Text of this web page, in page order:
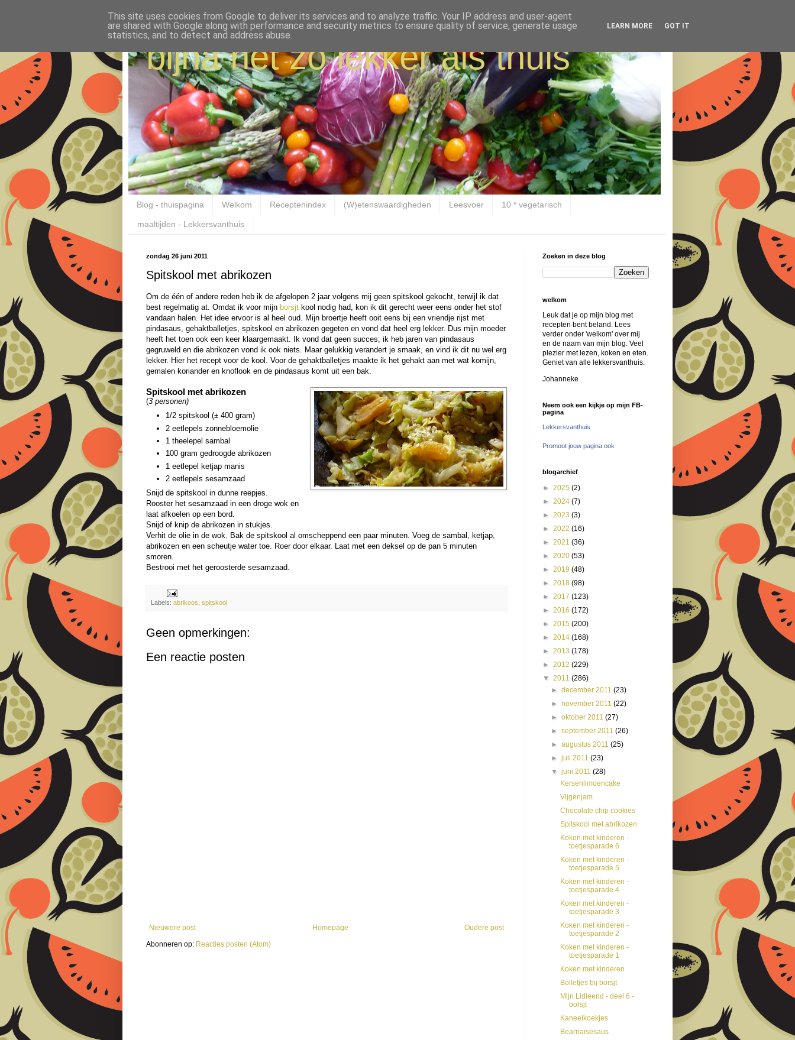
bijna net zo lekker als thuis
Blog - thuispagina Welkom Receptenindex (W)etenswaardigheden Leesvoer 10 * vegetarisch
maaltijden - Lekkersvanthuis
zondag 26 juni 2011
Spitskool met abrikozen
Om de één of andere reden heb ik de afgelopen 2 jaar volgens mij geen spitskool gekocht, terwijl ik dat
best regelmatig at. Omdat ik voor mijn borsjt kool nodig had, kon ik dit gerecht weer eens onder het stof
vandaan halen. Het idee ervoor is al heel oud. Mijn broertje heeft ooit eens bij een vriendje rijst met
pindasaus, gehaktballetjes, spitskool en abrikozen gegeten en vond dat heel erg lekker. Dus mijn moeder
heeft het toen ook een keer klaargemaakt. Ik vond dat geen succes; ik heb jaren van pindasaus
gegruweld en die abrikozen vond ik ook niets. Maar gelukkig verandert je smaak, en vind ik dit nu wel erg
lekker. Hier het recept voor de kool. Voor de gehaktballetjes maakte ik het gehakt aan met wat komijn,
gemalen koriander en knoflook en de pindasaus komt uit een bak.
Spitskool met abrikozen
(3 personen)
1/2 spitskool (± 400 gram)
2 eetlepels zonnebloemolie
1 theelepel sambal
100 gram gedroogde abrikozen
1 eetlepel ketjap manis
2 eetlepels sesamzaad
Snijd de spitskool in dunne reepjes.
Rooster het sesamzaad in een droge wok en
laat afkoelen op een bord.
Snijd of knip de abrikozen in stukjes.
Verhit de olie in de wok. Bak de spitskool al omscheppend een paar minuten. Voeg de sambal, ketjap,
abrikozen en een scheutje water toe. Roer door elkaar. Laat met een deksel op de pan 5 minuten
smoren.
Bestrooi met het geroosterde sesamzaad.
Labels: abrikoos, spitskool
Geen opmerkingen:
Een reactie posten
Nieuwere post Oudere post
Homepage
Abonneren op: Reacties posten (Atom)
Zoeken in deze blog
welkom
Leuk dat je op mijn blog met
recepten bent beland. Lees
verder onder 'welkom' over mij
en de naam van mijn blog. Veel
plezier met lezen, koken en eten.
Geniet van alle lekkersvanthuis.
Johanneke
Neem ook een kijkje op mijn FB-
pagina
Lekkersvanthuis
Promoot jouw pagina ook
blogarchief
► 2025 (2)
► 2024 (7)
► 2023 (3)
► 2022 (16)
► 2021 (36)
► 2020 (53)
► 2019 (48)
► 2018 (98)
► 2017 (123)
► 2016 (172)
► 2015 (200)
► 2014 (168)
► 2013 (178)
► 2012 (229)
▼ 2011 (286)
►december 2011(23)
►november 2011(22)
►oktober 2011(27)
►september 2011(26)
►augustus 2011(25)
►juli 2011(23)
▼juni 2011(28)
Kersenlimoencake
Vijgenjam
Chocolate chip cookies
Spitskool met abrikozen
Koken met kinderen -
toetjesparade 6
Koken met kinderen -
toetjesparade 5
Koken met kinderen -
toetjesparade 4
Koken met kinderen -
toetjesparade 3
Koken met kinderen -
toetjesparade 2
Koken met kinderen -
toetjesparade 1
Koken met kinderen
Bolletjes bij borsjt
Mijn Lidleend - deel 6 -
borsjt
Kaneelkoekjes
Bearnaisesaus
This site uses cookies from Google to deliver its services and to analyze traffic. Your IP address and user-agent
are shared with Google along with performance and security metrics to ensure quality of service, generate usage
statistics, and to detect and address abuse.
LEARN MORE GOT IT